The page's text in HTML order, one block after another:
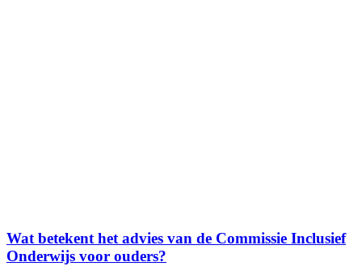
Wat betekent het advies van de Commissie Inclusief
Onderwijs voor ouders?